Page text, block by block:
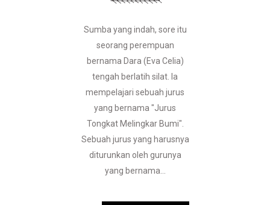
Sumba yang indah, sore itu
seorang perempuan
bernama Dara (Eva Celia)
tengah berlatih silat. Ia
mempelajari sebuah jurus
yang bernama "Jurus
Tongkat Melingkar Bumi".
Sebuah jurus yang harusnya
diturunkan oleh gurunya
yang bernama...